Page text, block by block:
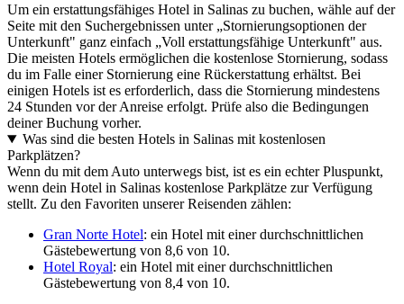
Um ein erstattungsfähiges Hotel in Salinas zu buchen, wähle auf der
Seite mit den Suchergebnissen unter „Stornierungsoptionen der
Unterkunft" ganz einfach „Voll erstattungsfähige Unterkunft" aus.
Die meisten Hotels ermöglichen die kostenlose Stornierung, sodass
du im Falle einer Stornierung eine Rückerstattung erhältst. Bei
einigen Hotels ist es erforderlich, dass die Stornierung mindestens
24 Stunden vor der Anreise erfolgt. Prüfe also die Bedingungen
deiner Buchung vorher.
Was sind die besten Hotels in Salinas mit kostenlosen
Parkplätzen?
Wenn du mit dem Auto unterwegs bist, ist es ein echter Pluspunkt,
wenn dein Hotel in Salinas kostenlose Parkplätze zur Verfügung
stellt. Zu den Favoriten unserer Reisenden zählen:
Gran Norte Hotel: ein Hotel mit einer durchschnittlichen
Gästebewertung von 8,6 von 10.
Hotel Royal: ein Hotel mit einer durchschnittlichen
Gästebewertung von 8,4 von 10.